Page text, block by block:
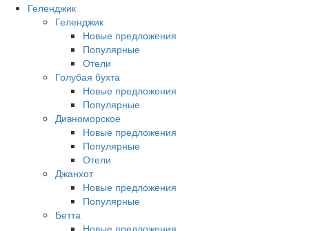
Геленджик
Геленджик
Новые предложения
Популярные
Отели
Голубая бухта
Новые предложения
Популярные
Дивноморское
Новые предложения
Популярные
Отели
Джанхот
Новые предложения
Популярные
Бетта
Новые предложения